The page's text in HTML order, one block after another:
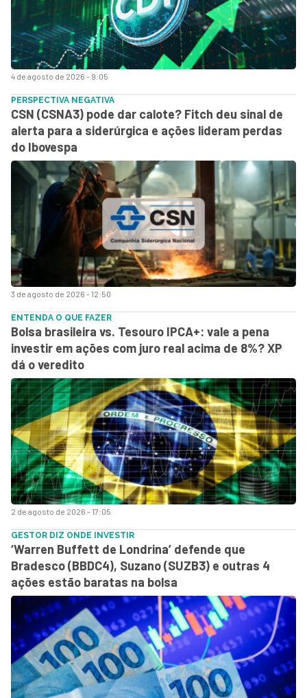
4 de agosto de 2026 - 9:05
3 de agosto de 2026 - 12:50
PERSPECTIVA NEGATIVA
CSN (CSNA3) pode dar calote? Fitch deu sinal de
alerta para a siderúrgica e ações lideram perdas
do Ibovespa
2 de agosto de 2026 - 17:05
ENTENDA O QUE FAZER
Bolsa brasileira vs. Tesouro IPCA+: vale a pena
investir em ações com juro real acima de 8%? XP
dá o veredito
GESTOR DIZ ONDE INVESTIR
‘Warren Buffett de Londrina’ defende que
Bradesco (BBDC4), Suzano (SUZB3) e outras 4
ações estão baratas na bolsa